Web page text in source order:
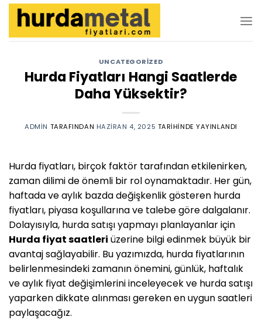
İçeriğe
UNCATEGORIZED
Hurda Fiyatları Hangi Saatlerde
Daha Yüksektir?
ADMIN TARAFINDAN HAZIRAN 4, 2025 TARIHINDE YAYINLANDI
Hurda fiyatları, birçok faktör tarafından etkilenirken,
zaman dilimi de önemli bir rol oynamaktadır. Her gün,
haftada ve aylık bazda değişkenlik gösteren hurda
fiyatları, piyasa koşullarına ve talebe göre dalgalanır.
Dolayısıyla, hurda satışı yapmayı planlayanlar için
Hurda fiyat saatleri üzerine bilgi edinmek büyük bir
avantaj sağlayabilir. Bu yazımızda, hurda fiyatlarının
belirlenmesindeki zamanın önemini, günlük, haftalık
ve aylık fiyat değişimlerini inceleyecek ve hurda satışı
yaparken dikkate alınması gereken en uygun saatleri
paylaşacağız.